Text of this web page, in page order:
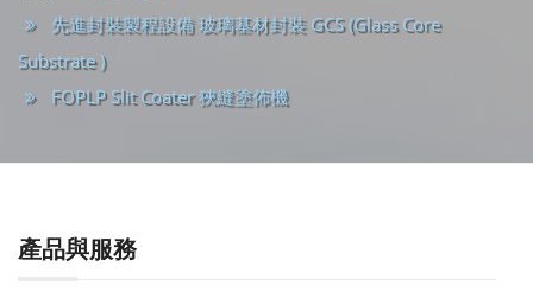
先進封裝製程設備 玻璃基材封裝 GCS (Glass Core
Substrate )
FOPLP Slit Coater 狹縫塗佈機
產品與服務